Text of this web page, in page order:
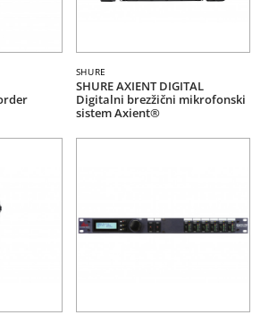
SHURE
SHURE AXIENT DIGITAL
Digitalni brezžični mikrofonski
sistem Axient®